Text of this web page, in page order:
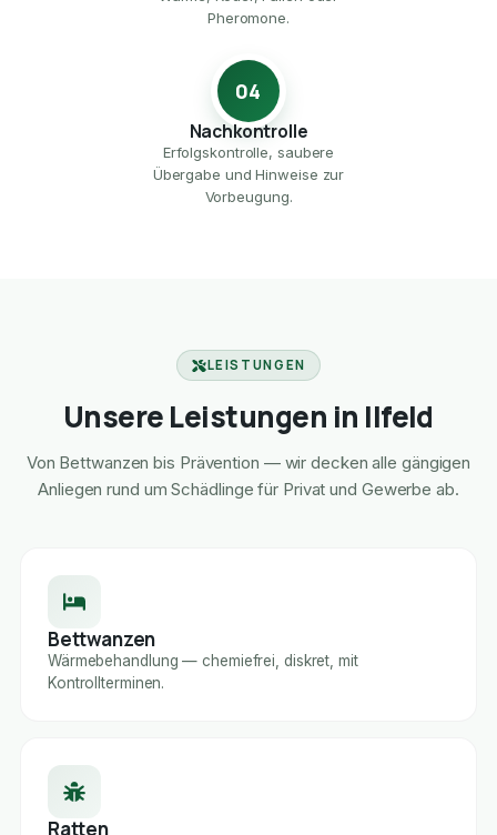
Pheromone.
04
Nachkontrolle
Erfolgskontrolle, saubere
Übergabe und Hinweise zur
Vorbeugung.
LEISTUNGEN
Unsere Leistungen in Ilfeld
Von Bettwanzen bis Prävention — wir decken alle gängigen
Anliegen rund um Schädlinge für Privat und Gewerbe ab.
Bettwanzen
Wärmebehandlung — chemiefrei, diskret, mit
Kontrollterminen.
Ratten